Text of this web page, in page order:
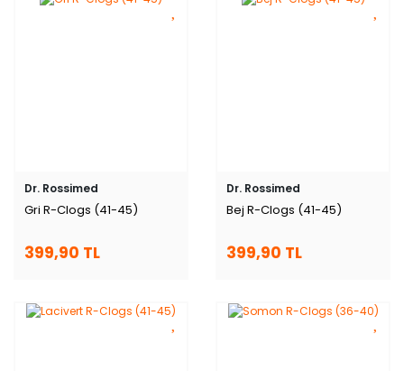
Dr. Rossimed
Gri R-Clogs (41-45)
399,90 TL
Dr. Rossimed
Bej R-Clogs (41-45)
399,90 TL